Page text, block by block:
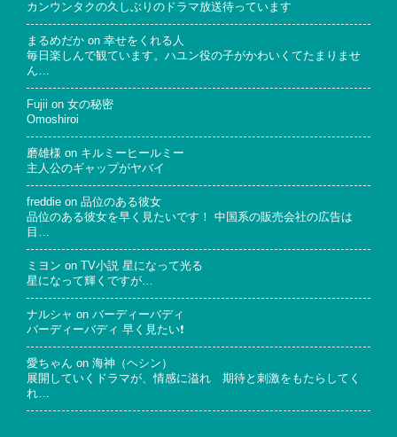
カンウンタクの久しぶりのドラマ放送待っています
まるめだか on 幸せをくれる人
毎日楽しんで観ています。ハユン役の子がかわいくてたまりませ
ん…
Fujii on 女の秘密
Omoshiroi
磨雄様 on キルミーヒールミー
主人公のギャップがヤバイ
freddie on 品位のある彼女
品位のある彼女を早く見たいです！ 中国系の販売会社の広告は
目…
ミヨン on
TV小説 星になって光る
星になって輝くですが…
ナルシャ on バーディーバディ
バーディーバディ 早く見たい❗
愛ちゃん on 海神（ヘシン）
展開していくドラマが、情感に溢れ 期待と刺激をもたらしてく
れ…